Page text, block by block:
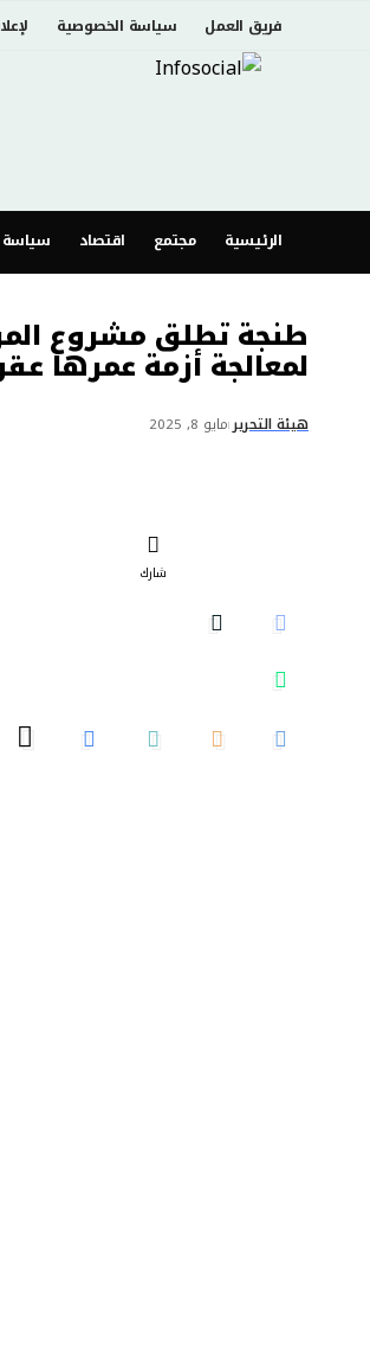
فريق العمل سياسة الخصوصية
الرئيسية مجتمع اقتصاد سياسة
طنجة تطلق مشروع
لمعالجة أزمة عمرها
هيئة التحرير مايو 8, 2025
شارك